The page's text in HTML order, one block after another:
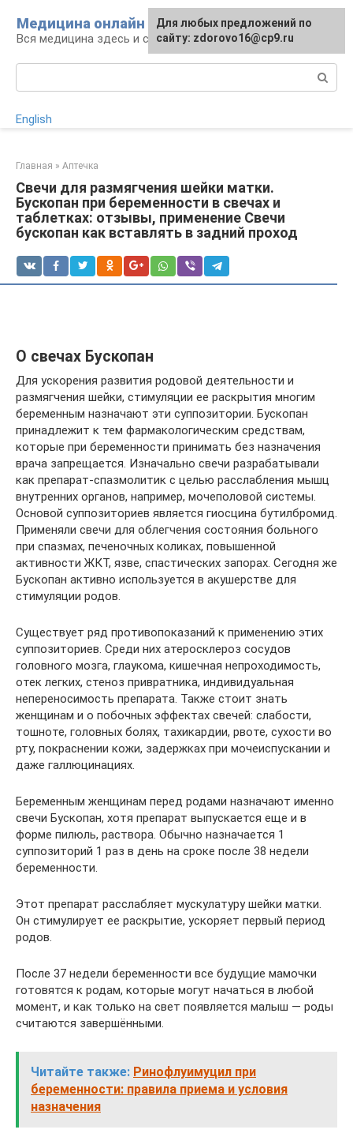
контенту
Медицина онлайн
Вся медицина здесь и сейчас
English
Главная » Аптечка
Свечи для размягчения шейки матки.
Бускопан при беременности в свечах и
таблетках: отзывы, применение Свечи
бускопан как вставлять в задний проход
О свечах Бускопан
Для ускорения развития родовой деятельности и
размягчения шейки, стимуляции ее раскрытия многим
беременным назначают эти суппозитории. Бускопан
принадлежит к тем фармакологическим средствам,
которые при беременности принимать без назначения
врача запрещается. Изначально свечи разрабатывали
как препарат-спазмолитик с целью расслабления мышц
внутренних органов, например, мочеполовой системы.
Основой суппозиториев является гиосцина бутилбромид.
Применяли свечи для облегчения состояния больного
при спазмах, печеночных коликах, повышенной
активности ЖКТ, язве, спастических запорах. Сегодня же
Бускопан активно используется в акушерстве для
стимуляции родов.
Существует ряд противопоказаний к применению этих
суппозиториев. Среди них атеросклероз сосудов
головного мозга, глаукома, кишечная непроходимость,
отек легких, стеноз привратника, индивидуальная
непереносимость препарата. Также стоит знать
женщинам и о побочных эффектах свечей: слабости,
тошноте, головных болях, тахикардии, рвоте, сухости во
рту, покраснении кожи, задержках при мочеиспускании и
даже галлюцинациях.
Беременным женщинам перед родами назначают именно
свечи Бускопан, хотя препарат выпускается еще и в
форме пилюль, раствора. Обычно назначается 1
суппозиторий 1 раз в день на сроке после 38 недели
беременности.
Этот препарат расслабляет мускулатуру шейки матки.
Он стимулирует ее раскрытие, ускоряет первый период
родов.
После 37 недели беременности все будущие мамочки
готовятся к родам, которые могут начаться в любой
момент, и как только на свет появляется малыш — роды
считаются завершёнными.
Читайте также: Ринофлуимуцил при
беременности: правила приема и условия
назначения
Для любых предложений по
сайту: zdorovo16@cp9.ru